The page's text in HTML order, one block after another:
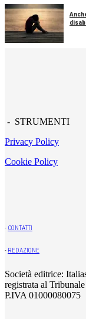
- STRUMENTI
Privacy Policy
Cookie Policy
- CONTATTI
- REDAZIONE
Società editrice:
registrata al
P.IVA 01000080075